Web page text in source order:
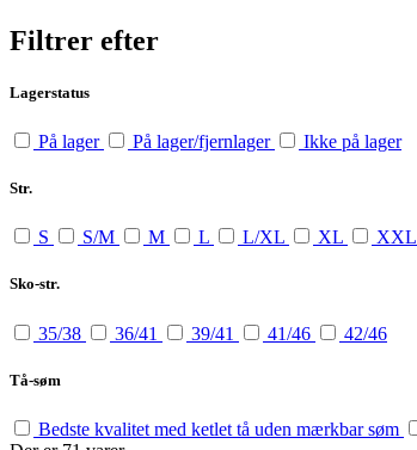
Filtrer efter
Lagerstatus
På lager På lager/fjernlager Ikke på lager
Str.
S S/M M L L/XL XL XXL
Sko-str.
35/38 36/41 39/41 41/46 42/46
Tå-søm
Bedste kvalitet med ketlet tå uden mærkbar søm